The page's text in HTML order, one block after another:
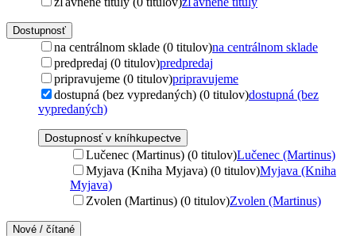
Dostupnosť
na centrálnom sklade (0 titulov)na centrálnom sklade
predpredaj (0 titulov)predpredaj
pripravujeme (0 titulov)pripravujeme
dostupná (bez vypredaných) (0 titulov)dostupná (bez
vypredaných)
Dostupnosť v kníhkupectve
Lučenec (Martinus) (0 titulov)Lučenec (Martinus)
Myjava (Kniha Myjava) (0 titulov)Myjava (Kniha
Myjava)
Zvolen (Martinus) (0 titulov)Zvolen (Martinus)
Nové / čítané